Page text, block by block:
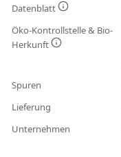
Datenblatt
Öko-Kontrollstelle & Bio-
Herkunft
Spuren
Lieferung
Unternehmen